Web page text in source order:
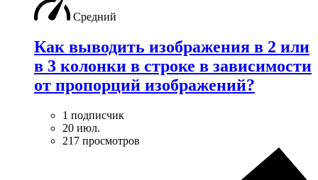
Средний
Как выводить изображения в 2 или
в 3 колонки в строке в зависимости
от пропорций изображений?
1 подписчик
20 июл.
217 просмотров